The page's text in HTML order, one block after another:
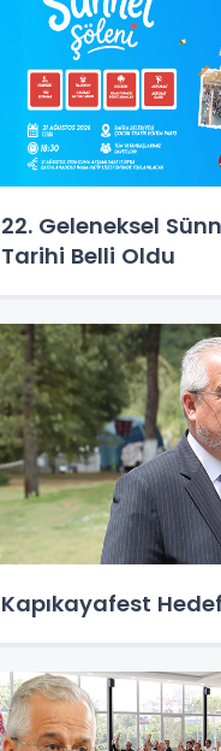
22. Geleneksel
Tarihi Belli Oldu
Kapıkayafest